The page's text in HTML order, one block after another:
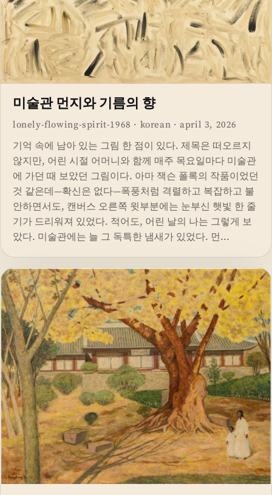
미술관 먼지와 기름의 향
lonely-flowing-spirit-1968 · korean · april 3, 2026
기억 속에 남아 있는 그림 한 점이 있다. 제목은 떠오르지
않지만, 어린 시절 어머니와 함께 매주 목요일마다 미술관
에 가던 때 보았던 그림이다. 아마 잭슨 폴록의 작품이었던
것 같은데—확신은 없다—폭풍처럼 격렬하고 복잡하고 불
안하면서도, 캔버스 오른쪽 윗부분에는 눈부신 햇빛 한 줄
기가 드리워져 있었다. 적어도, 어린 날의 나는 그렇게 보
았다. 미술관에는 늘 그 독특한 냄새가 있었다. 먼...